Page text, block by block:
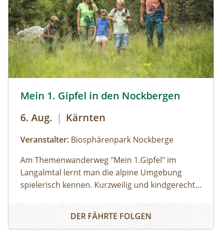
dein privates NATURSCHAUSPIEL: Jede Tour
kann auf Anfrage zu individuell vereinbarten
Terminen durchgeführt werden. ⁠
Mein 1. Gipfel in den Nockbergen
6. Aug. | Kärnten
Veranstalter: Biosphärenpark Nockberge
Am Themenwanderweg "Mein 1.Gipfel" im
Langalmtal lernt man die alpine Umgebung
spielerisch kennen. Kurzweilig und kindgerecht
nebenbei die Wunder der Natur am Wegesrand,
während sie gemeinsam bis zu Ihrem 1. Gipfel in
Mein 1. Gipfel in den Nockbergen
DER FÄHRTE FOLGEN